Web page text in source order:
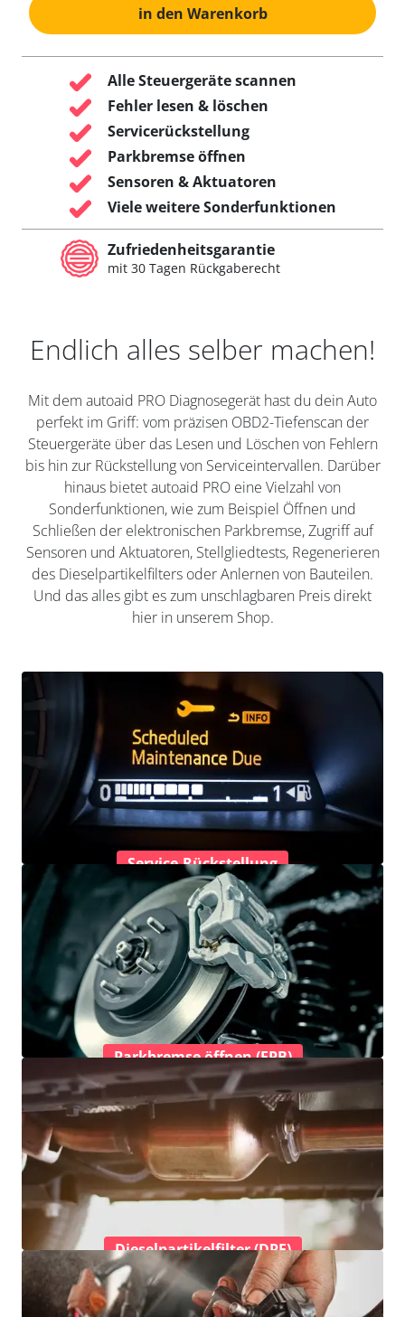
in den Warenkorb
Alle Steuergeräte scannen
Fehler lesen & löschen
Servicerückstellung
Parkbremse öffnen
Sensoren & Aktuatoren
Viele weitere Sonderfunktionen
Zufriedenheitsgarantie
mit 30 Tagen Rückgaberecht
Endlich alles selber machen!
Mit dem autoaid PRO Diagnosegerät hast du dein Auto
perfekt im Griff: vom präzisen OBD2-Tiefenscan der
Steuergeräte über das Lesen und Löschen von Fehlern
bis hin zur Rückstellung von Serviceintervallen. Darüber
hinaus bietet autoaid PRO eine Vielzahl von
Sonderfunktionen, wie zum Beispiel Öffnen und
Schließen der elektronischen Parkbremse, Zugriff auf
Sensoren und Aktuatoren, Stellgliedtests, Regenerieren
des Dieselpartikelfilters oder Anlernen von Bauteilen.
Und das alles gibt es zum unschlagbaren Preis direkt
hier in unserem Shop.
Service-Rückstellung
Parkbremse öffnen (EPB)
Dieselpartikelfilter (DPF)